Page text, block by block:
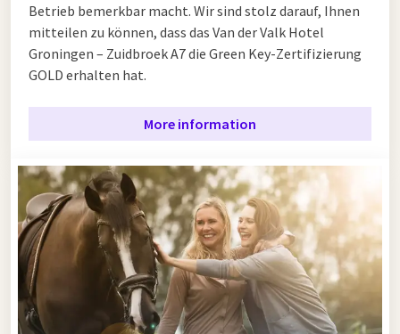
Betrieb bemerkbar macht. Wir sind stolz darauf, Ihnen
mitteilen zu können, dass das Van der Valk Hotel
Groningen – Zuidbroek A7 die Green Key-Zertifizierung
GOLD erhalten hat.
More information